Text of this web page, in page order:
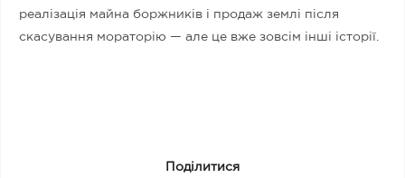
реалізація майна боржників і продаж землі після
скасування мораторію — але це вже зовсім інші історії.
Поділитися